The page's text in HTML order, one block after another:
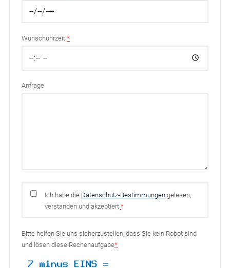
Wunschuhrzeit*
Anfrage
Ich habe die Datenschutz-Bestimmungengelesen,
verstanden und akzeptiert *
Bitte helfen Sie uns sicherzustellen, dass Sie kein Robot sind
und lösen diese Rechenaufgabe*